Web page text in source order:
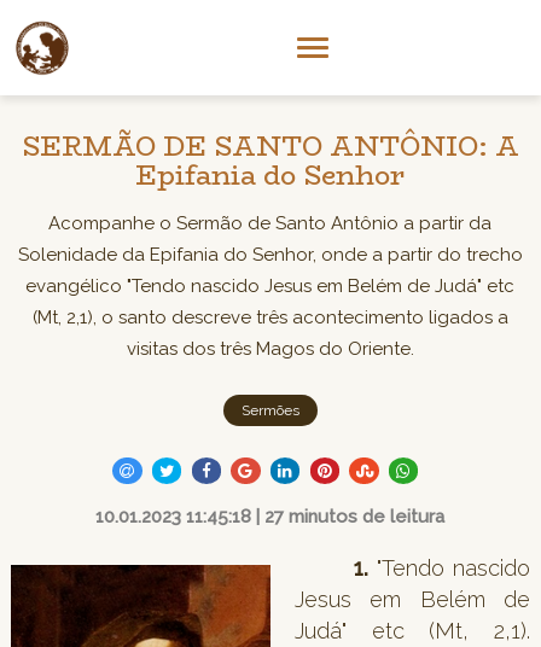
SERMÃO DE SANTO ANTÔNIO: A
Epifania do Senhor
Acompanhe o Sermão de Santo Antônio a partir da
Solenidade da Epifania do Senhor, onde a partir do trecho
evangélico "Tendo nascido Jesus em Belém de Judá" etc
(Mt, 2,1), o santo descreve três acontecimento ligados a
visitas dos três Magos do Oriente.
Sermões
10.01.2023 11:45:18 | 27 minutos de leitura
1. "Tendo nascido
Jesus em Belém de
Judá" etc (Mt, 2,1).